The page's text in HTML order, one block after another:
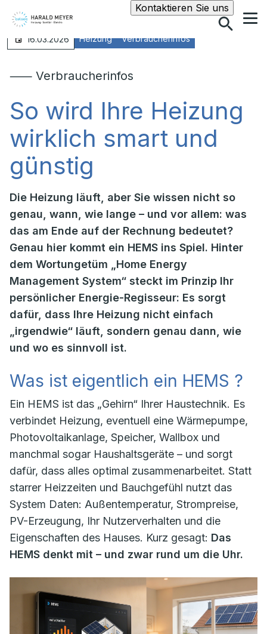
Kontaktieren Sie unsSuche
16.03.2026 Heizung Verbraucherinfos
⸺ Verbraucherinfos
So wird Ihre Heizung
wirklich smart und
günstig
Die Heizung läuft, aber Sie wissen nicht so
genau, wann, wie lange – und vor allem: was
das am Ende auf der Rechnung bedeutet?
Genau hier kommt ein HEMS ins Spiel. Hinter
dem Wortungetüm „Home Energy
Management System“ steckt im Prinzip Ihr
persönlicher Energie-Regisseur: Es sorgt
dafür, dass Ihre Heizung nicht einfach
„irgendwie“ läuft, sondern genau dann, wie
und wo es sinnvoll ist.
Was ist eigentlich ein HEMS ?
Ein HEMS ist das „Gehirn“ Ihrer Haustechnik. Es
verbindet Heizung, eventuell eine Wärmepumpe,
Photovoltaikanlage, Speicher, Wallbox und
manchmal sogar Haushaltsgeräte – und sorgt
dafür, dass alles optimal zusammenarbeitet. Statt
starrer Heizzeiten und Bauchgefühl nutzt das
System Daten: Außentemperatur, Strompreise,
PV-Erzeugung, Ihr Nutzerverhalten und die
Eigenschaften des Hauses. Kurz gesagt: Das
HEMS denkt mit – und zwar rund um die Uhr.